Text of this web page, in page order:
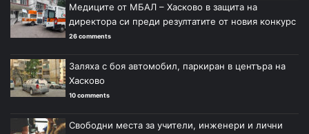
Медиците от МБАЛ – Хасково в защита на
директора си преди резултатите от новия конкурс
26 comments
Заляха с боя автомобил, паркиран в центъра на
Хасково
10 comments
Свободни места за учители, инженери и лични